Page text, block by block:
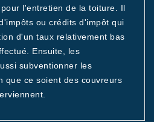
l'entretien de la toiture. Il
ou crédits d'impôt qui
d'un taux relativement bas
Ensuite, les
subventionner les
que ce soient des couvreurs